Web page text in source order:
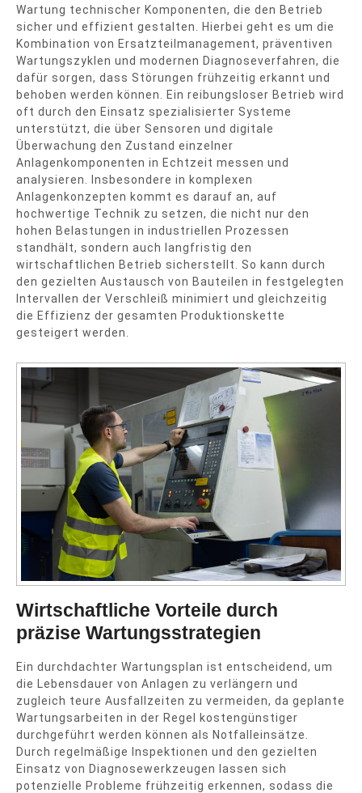
Wartung technischer Komponenten, die den Betrieb
sicher und effizient gestalten. Hierbei geht es um die
Kombination von Ersatzteilmanagement, präventiven
Wartungszyklen und modernen Diagnoseverfahren, die
dafür sorgen, dass Störungen frühzeitig erkannt und
behoben werden können. Ein reibungsloser Betrieb wird
oft durch den Einsatz spezialisierter Systeme
unterstützt, die über Sensoren und digitale
Überwachung den Zustand einzelner
Anlagenkomponenten in Echtzeit messen und
analysieren. Insbesondere in komplexen
Anlagenkonzepten kommt es darauf an, auf
hochwertige Technik zu setzen, die nicht nur den
hohen Belastungen in industriellen Prozessen
standhält, sondern auch langfristig den
wirtschaftlichen Betrieb sicherstellt. So kann durch
den gezielten Austausch von Bauteilen in festgelegten
Intervallen der Verschleiß minimiert und gleichzeitig
die Effizienz der gesamten Produktionskette
gesteigert werden.
Wirtschaftliche Vorteile durch
präzise Wartungsstrategien
Ein durchdachter Wartungsplan ist entscheidend, um
die Lebensdauer von Anlagen zu verlängern und
zugleich teure Ausfallzeiten zu vermeiden, da geplante
Wartungsarbeiten in der Regel kostengünstiger
durchgeführt werden können als Notfalleinsätze.
Durch regelmäßige Inspektionen und den gezielten
Einsatz von Diagnosewerkzeugen lassen sich
potenzielle Probleme frühzeitig erkennen, sodass die